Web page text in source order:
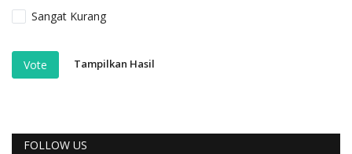
Sangat Kurang
Vote Tampilkan Hasil
FOLLOW US